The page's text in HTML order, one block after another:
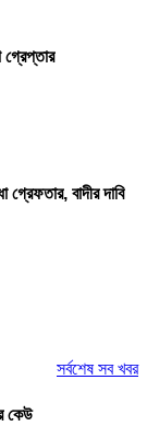
গ্রেপ্তার
গ্রেফতার, বাদীর দাবি
সর্বশেষ সব খবর
কেউ